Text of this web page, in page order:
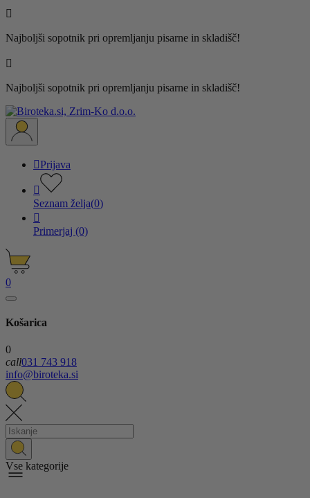

Najboljši sopotnik pri opremljanju pisarne in skladišč!

Najboljši sopotnik pri opremljanju pisarne in skladišč!
Prijava

Seznam želja(0)

Primerjaj (0)
0
Košarica
0
call031 743 918
info@biroteka.si
Vse kategorije